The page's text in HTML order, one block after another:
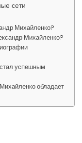
сети
Михайленко?
Михайленко?
успешным
обладает